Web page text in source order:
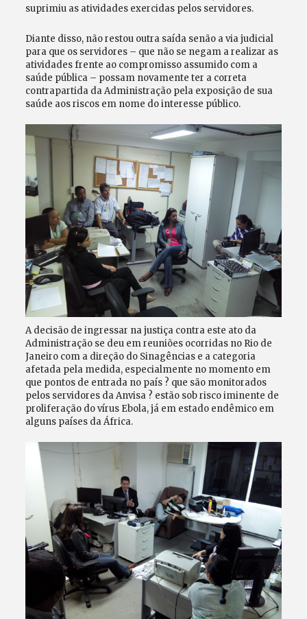
suprimiu as atividades exercidas pelos servidores.
Diante disso, não restou outra saída senão a via judicial
para que os servidores – que não se negam a realizar as
atividades frente ao compromisso assumido com a
saúde pública – possam novamente ter a correta
contrapartida da Administração pela exposição de sua
saúde aos riscos em nome do interesse público.
A decisão de ingressar na justiça contra este ato da
Administração se deu em reuniões ocorridas no Rio de
Janeiro com a direção do Sinagências e a categoria
afetada pela medida, especialmente no momento em
que pontos de entrada no país ? que são monitorados
pelos servidores da Anvisa ? estão sob risco iminente de
proliferação do vírus Ebola, já em estado endêmico em
alguns países da África.